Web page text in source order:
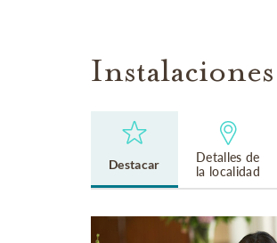
Instalaciones
Destacar
Detalles de
la localidad